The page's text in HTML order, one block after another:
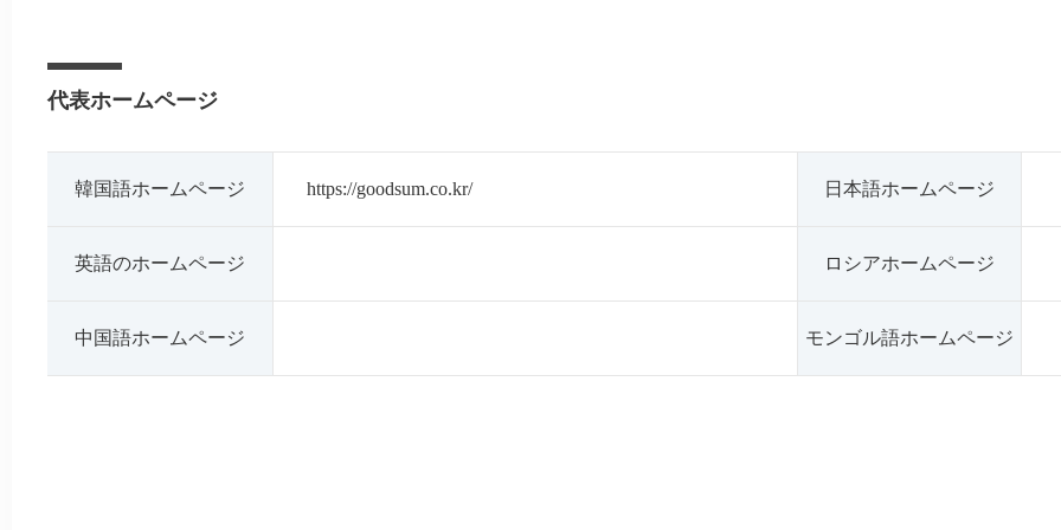
代表ホームページ
韓国語ホームページ https://goodsum.co.kr/ 日本語ホームページ
英語のホームページ ロシアホームページ
中国語ホームページ モンゴル語ホームページ